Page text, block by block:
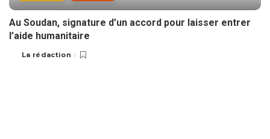
Au Soudan, signature d’un accord pour laisser entrer
l’aide humanitaire
La rédaction